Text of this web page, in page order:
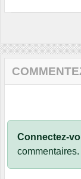
Connectez-
commentaires.